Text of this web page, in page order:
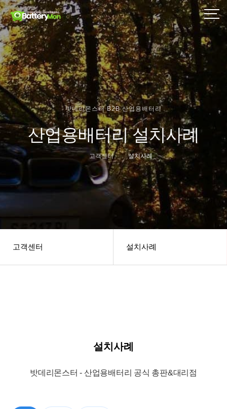
밧데리몬스터 B2B 산업용배터리
산업용배터리 설치사례
고객센터 설치사례
고객센터 설치사례
설치사례
밧데리몬스터 - 산업용배터리 공식 총판&대리점